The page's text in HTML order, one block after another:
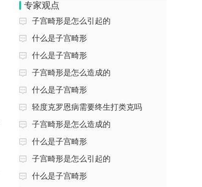
影响因素有肌瘤位置、肌瘤大小、肌瘤数
量、是否引起宫...
吃三七粉可以治子宫肌瘤吗
回答：吃三七粉不能治疗子宫肌瘤，该病
合评估。1、观...
胎儿畸形的概率大吗
因素、环境暴露、母体疾病及药物影响等
因素有关。1、...
子宫腺肌症每天艾灸小腹有用吗
回答：子宫腺肌症每天艾灸小腹不能根治
专家观点
子宫畸形是怎么引起的
什么是子宫畸形
什么是子宫畸形
子宫畸形是怎么造成的
什么是子宫畸形
轻度克罗恩病需要终生打类克吗
子宫畸形是怎么造成的
什么是子宫畸形
子宫畸形是怎么引起的
什么是子宫畸形
女生内分泌失调长痘吃什么药
阴道流出乳白色液体的原因是什么
什么情况下适合做宫颈活检